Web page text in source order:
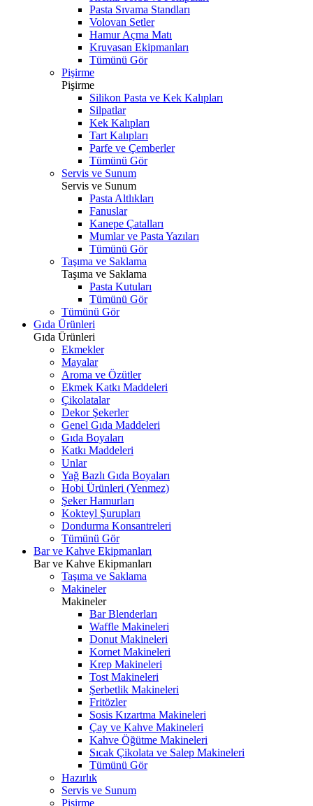
Pasta Sıvama Standları
Volovan Setler
Hamur Açma Matı
Kruvasan Ekipmanları
Tümünü Gör
Pişirme
Pişirme
Silikon Pasta ve Kek Kalıpları
Silpatlar
Kek Kalıpları
Tart Kalıpları
Parfe ve Çemberler
Tümünü Gör
Servis ve Sunum
Servis ve Sunum
Pasta Altlıkları
Fanuslar
Kanepe Çatalları
Mumlar ve Pasta Yazıları
Tümünü Gör
Taşıma ve Saklama
Taşıma ve Saklama
Pasta Kutuları
Tümünü Gör
Tümünü Gör
Gıda Ürünleri
Gıda Ürünleri
Ekmekler
Mayalar
Aroma ve Özütler
Ekmek Katkı Maddeleri
Çikolatalar
Dekor Şekerler
Genel Gıda Maddeleri
Gıda Boyaları
Katkı Maddeleri
Unlar
Yağ Bazlı Gıda Boyaları
Hobi Ürünleri (Yenmez)
Şeker Hamurları
Kokteyl Şurupları
Dondurma Konsantreleri
Tümünü Gör
Bar ve Kahve Ekipmanları
Bar ve Kahve Ekipmanları
Taşıma ve Saklama
Makineler
Makineler
Bar Blenderları
Waffle Makineleri
Donut Makineleri
Kornet Makineleri
Krep Makineleri
Tost Makineleri
Şerbetlik Makineleri
Fritözler
Sosis Kızartma Makineleri
Çay ve Kahve Makineleri
Kahve Öğütme Makineleri
Sıcak Çikolata ve Salep Makineleri
Tümünü Gör
Hazırlık
Servis ve Sunum
Pişirme